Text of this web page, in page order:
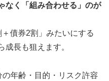
なく「組み合わせる」のが
債券2割」みたいにする
成長も狙えます。
の年齢・目的・リスク許容